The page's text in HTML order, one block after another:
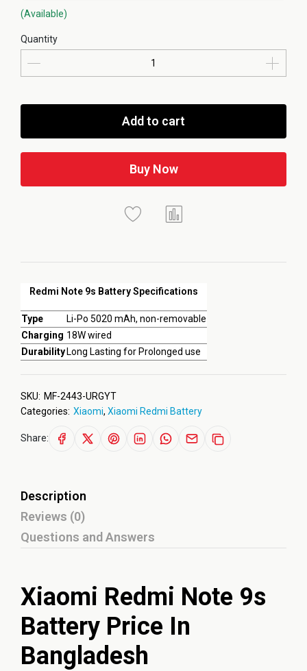
Redmi Note 9s Battery Specifications
Type
Li-Po 5020 mAh, non-removable
Charging 18W wired
Durability Long Lasting for Prolonged use
(Available)
Quantity
Add to cart
Buy Now
SKU: MF-2443-URGYT
Categories: Xiaomi, Xiaomi Redmi Battery
Share:
Description
Reviews (0)
Questions and Answers
Xiaomi Redmi Note 9s
Battery Price In
Bangladesh